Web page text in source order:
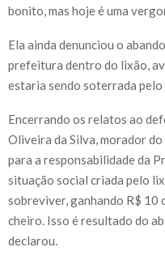
bonito, mas hoje é uma
Ela ainda denunciou o
prefeitura dentro do lixão,
estaria sendo soterrada
Encerrando os relatos ao
Oliveira da Silva, morador do
para a responsabilidade da
situação social criada pelo
sobreviver, ganhando R$ 10
cheiro. Isso é resultado do
declarou.